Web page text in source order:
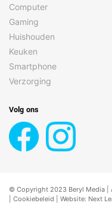
Computer
Gaming
Huishouden
Keuken
Smartphone
Verzorging
Volg ons
© Copyright 2023 Beryl Media |
Cookiebeleid | Website: Next